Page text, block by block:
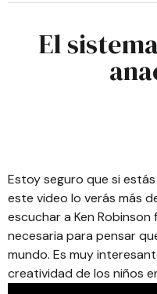
El
Estoy seguro que si
este video lo verás más
escuchar a Ken
necesaria para pensar
mundo. Es muy
creatividad de los niños